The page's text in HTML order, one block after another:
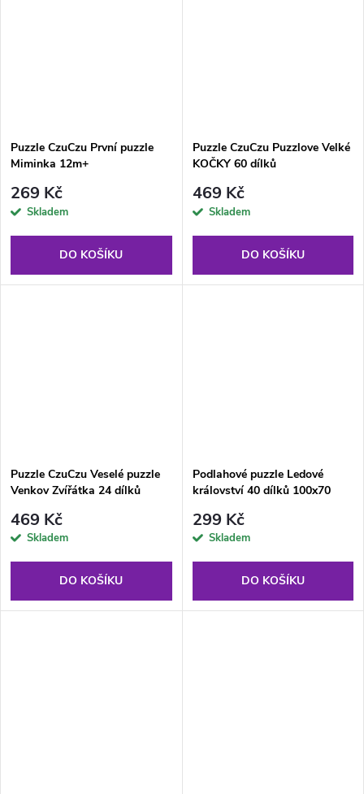
Puzzle CzuCzu První puzzle
Miminka 12m+
269 Kč
Skladem
DO KOŠÍKU
Puzzle CzuCzu Puzzlove Velké
KOČKY 60 dílků
469 Kč
Skladem
DO KOŠÍKU
Puzzle CzuCzu Veselé puzzle
Venkov Zvířátka 24 dílků
469 Kč
Skladem
DO KOŠÍKU
Podlahové puzzle Ledové
království 40 dílků 100x70
299 Kč
Skladem
DO KOŠÍKU